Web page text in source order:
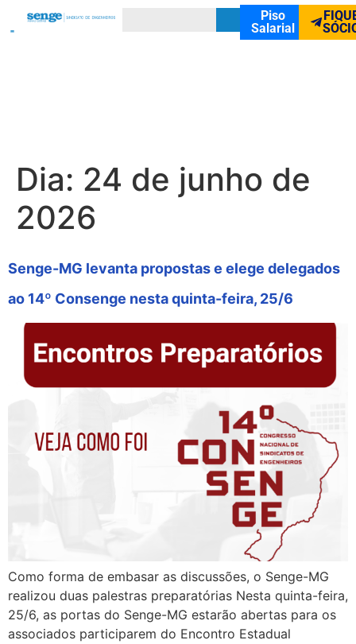
Piso
Salarial
Dia: 24 de junho de
2026
Senge-MG levanta propostas e elege delegados
ao 14º Consenge nesta quinta-feira, 25/6
Como forma de embasar as discussões, o Senge-MG
realizou duas palestras preparatórias Nesta quinta-feira,
25/6, as portas do Senge-MG estarão abertas para os
associados participarem do Encontro Estadual